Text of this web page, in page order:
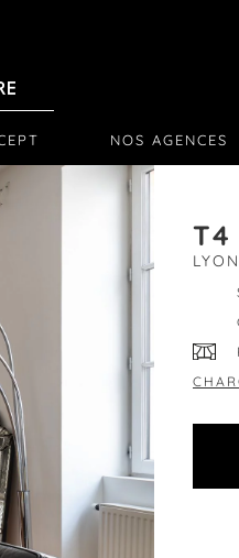
NOS AGENCES
T4